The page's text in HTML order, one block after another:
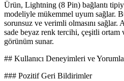
Ürün, Lightning (8 Pin) bağlantı
modeliyle mükemmel uyum sağlar.
sorunsuz ve verimli olmasını sağlar.
sade beyaz renk tercihi, çeşitli
görünüm sunar.
## Kullanıcı Deneyimleri ve
### Pozitif Geri Bildirimler